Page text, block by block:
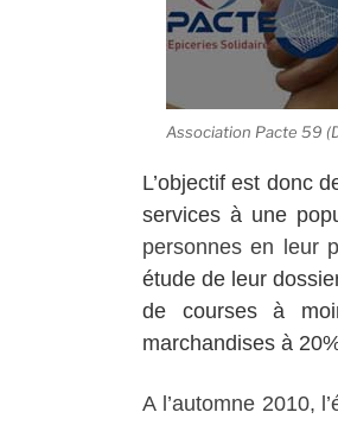
Association Pacte 59
L’objectif est donc
services à une
personnes en leur
étude de leur
de courses à
marchandises à
A l’automne 2010,